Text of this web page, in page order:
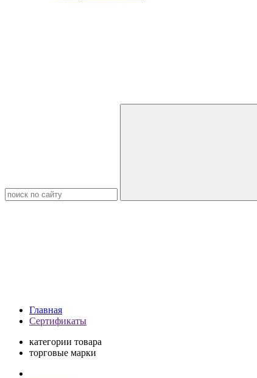
Главная
Сертификаты
категории товара
торговые марки